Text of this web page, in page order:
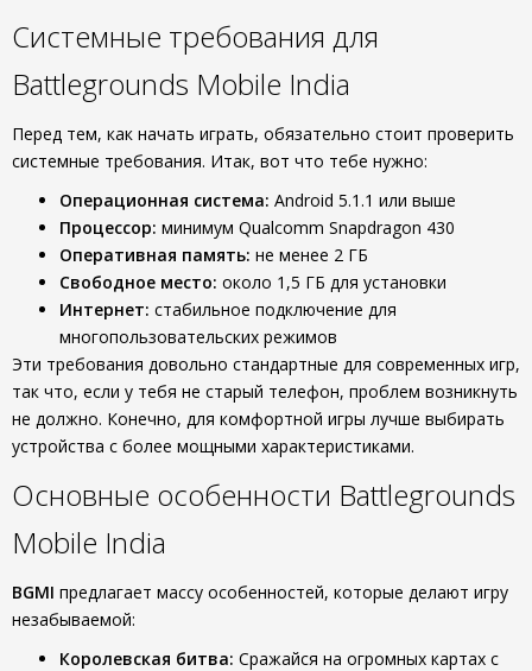
Системные требования для
Battlegrounds Mobile India
Перед тем, как начать играть, обязательно стоит проверить
системные требования. Итак, вот что тебе нужно:
Операционная система: Android 5.1.1 или выше
Процессор: минимум Qualcomm Snapdragon 430
Оперативная память: не менее 2 ГБ
Свободное место: около 1,5 ГБ для установки
Интернет: стабильное подключение для
многопользовательских режимов
Эти требования довольно стандартные для современных игр,
так что, если у тебя не старый телефон, проблем возникнуть
не должно. Конечно, для комфортной игры лучше выбирать
устройства с более мощными характеристиками.
Основные особенности Battlegrounds
Mobile India
BGMI предлагает массу особенностей, которые делают игру
незабываемой:
Королевская битва: Сражайся на огромных картах с